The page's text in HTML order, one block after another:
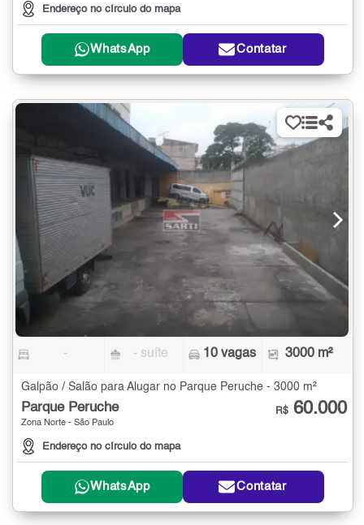
Endereço no círculo do mapa
WhatsApp Contatar
- - suíte 10 vagas 3000 m²
Galpão / Salão para Alugar no Parque Peruche - 3000 m²
Parque Peruche
Zona Norte - São Paulo
Endereço no círculo do mapa
R$ 60.000
WhatsApp Contatar